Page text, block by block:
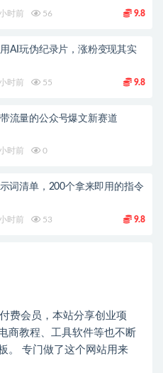
时前 56 9.8
AI玩伪纪录片，涨粉变现其实
时前 55 9.8
流量的公众号爆文新赛道
时前 0
词清单，200个拿来即用的指令
时前 53 9.8
费会员，本站分享创业项
商教程、工具软件等也不断
。 专门做了这个网站用来